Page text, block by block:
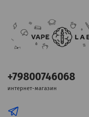
+79800746068
интернет-магазин